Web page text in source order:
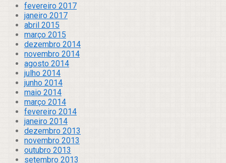
fevereiro 2017
janeiro 2017
abril 2015
março 2015
dezembro 2014
novembro 2014
agosto 2014
julho 2014
junho 2014
maio 2014
março 2014
fevereiro 2014
janeiro 2014
dezembro 2013
novembro 2013
outubro 2013
setembro 2013